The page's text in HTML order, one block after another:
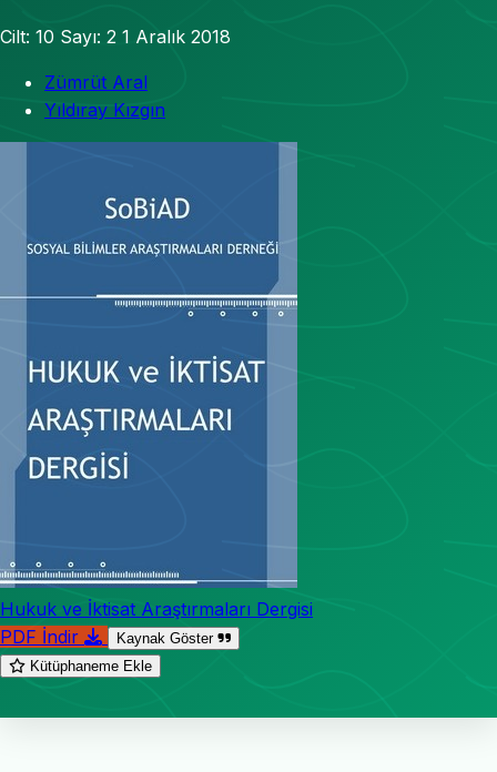
Cilt: 10 Sayı: 2 1 Aralık 2018
Zümrüt Aral
Yıldıray Kızgın
Hukuk ve İktisat Araştırmaları Dergisi
PDF İndir
Kaynak Göster
Kütüphaneme Ekle